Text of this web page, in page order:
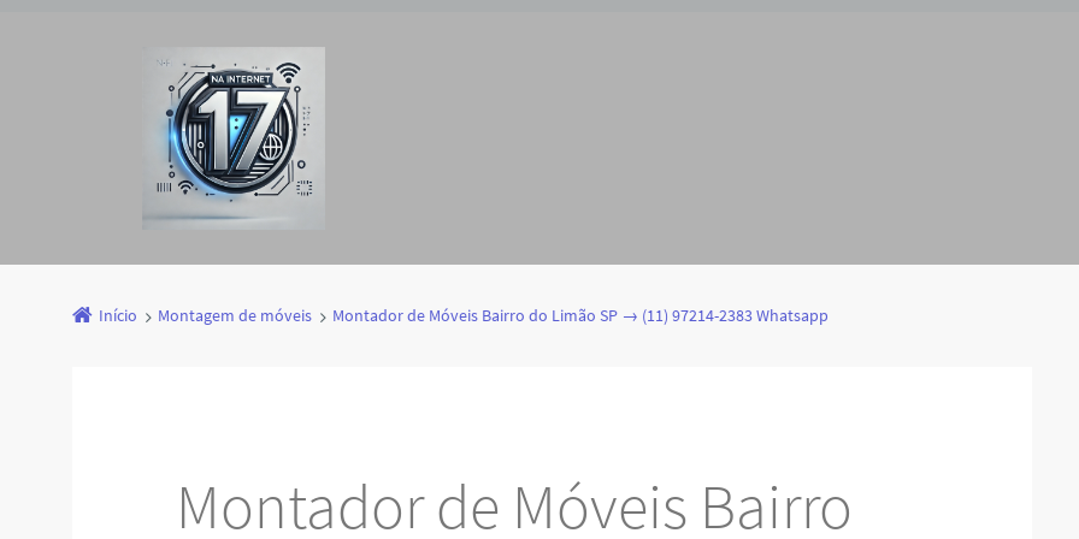
Início Montagem de móveis Montador de Móveis Bairro do Limão SP → (11) 97214-2383 Whatsapp
Montador de Móveis Bairro